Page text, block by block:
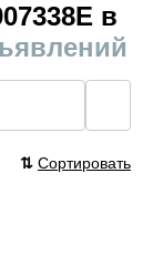
в
⇅ Сортировать